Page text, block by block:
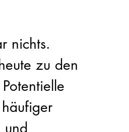
nichts.
zu den